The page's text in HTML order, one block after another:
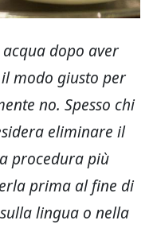
dopo aver
modo giusto per
no. Spesso chi
eliminare il
procedura più
prima al fine di
lingua o nella